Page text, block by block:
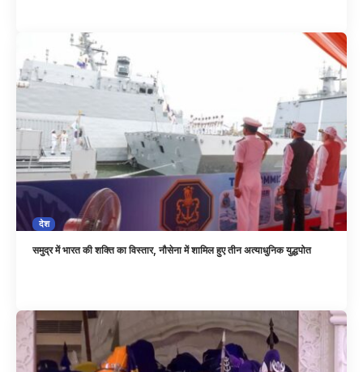
देश
समुद्र में भारत की शक्ति का विस्तार, नौसेना में शामिल हुए तीन अत्याधुनिक युद्धपोत